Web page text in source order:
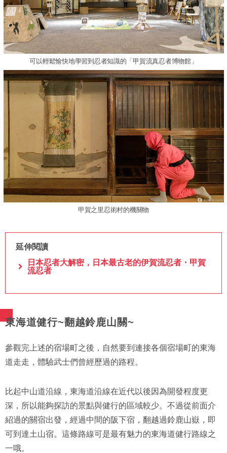
可以輕鬆愉快地學習到忍者知識的「甲賀流真忍者博物館」
甲賀之里忍術村的機關物
延伸閱讀
日本忍者大解密，日本最古老的伊賀流忍者・甲賀
流忍者
東海道健行~翻越鈴鹿山關~
參觀完上述的宿場町之後，自然要到連接各個宿場町的東海
道走走，體驗武士們曾經歷過的路程。
比起中山道沿線，東海道沿線在近代以後因為開發程度更
深，所以能夠探訪的景點與健行的區域較少。不過從前面介
紹過的關宿出發，經過中間的阪下宿，翻越過鈴鹿山嶽，即
可到達土山宿。這條路線可是最有魅力的東海道健行路線之
一哦。